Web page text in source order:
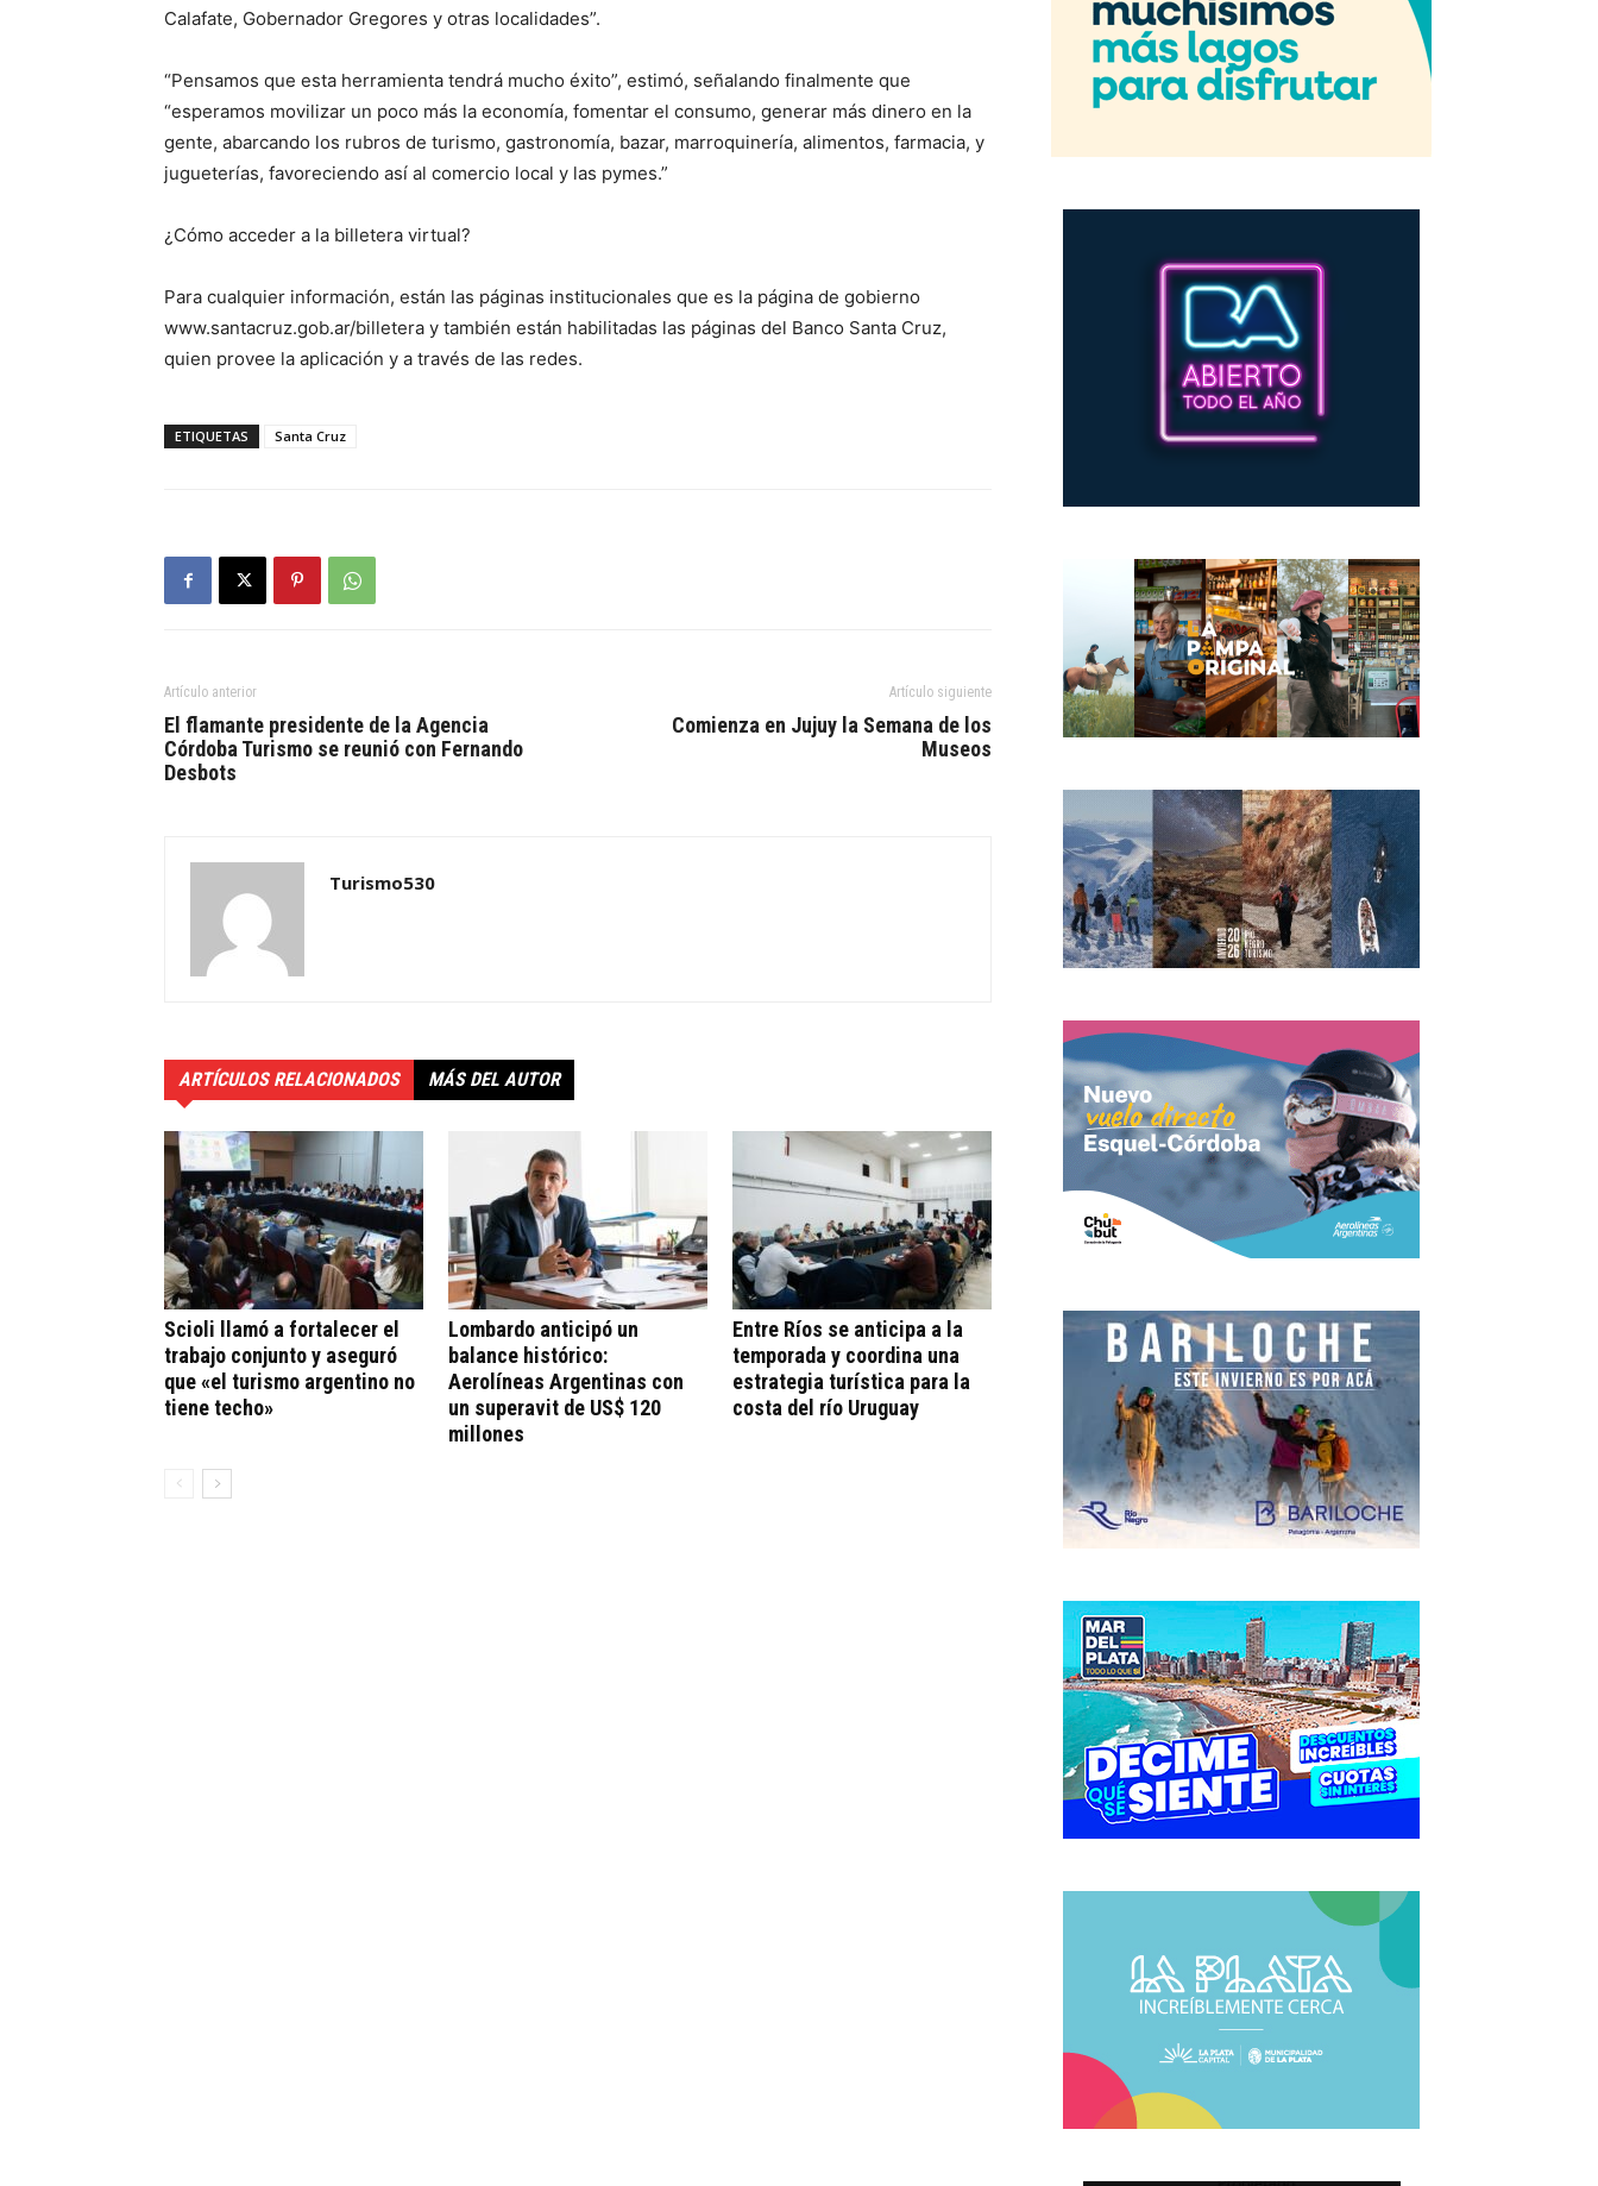
Calafate, Gobernador Gregores y otras localidades”.
“Pensamos que esta herramienta tendrá mucho éxito”, estimó, señalando finalmente que
“esperamos movilizar un poco más la economía, fomentar el consumo, generar más dinero en la
gente, abarcando los rubros de turismo, gastronomía, bazar, marroquinería, alimentos, farmacia, y
jugueterías, favoreciendo así al comercio local y las pymes.”
¿Cómo acceder a la billetera virtual?
Para cualquier información, están las páginas institucionales que es la página de gobierno
www.santacruz.gob.ar/billetera y también están habilitadas las páginas del Banco Santa Cruz,
quien provee la aplicación y a través de las redes.
ETIQUETAS Santa Cruz
Artículo anterior
El flamante presidente de la Agencia
Córdoba Turismo se reunió con Fernando
Desbots
Artículo siguiente
Comienza en Jujuy la Semana de los
Museos
Turismo530
ARTÍCULOS RELACIONADOS MÁS DEL AUTOR
Scioli llamó a fortalecer el
trabajo conjunto y aseguró
que «el turismo argentino no
tiene techo»
Lombardo anticipó un
balance histórico:
Aerolíneas Argentinas con
un superavit de US$ 120
millones
Entre Ríos se anticipa a la
temporada y coordina una
estrategia turística para la
costa del río Uruguay